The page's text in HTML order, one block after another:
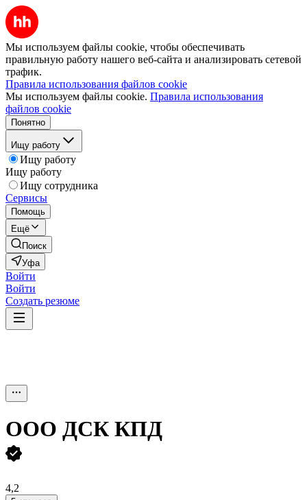
Мы используем файлы cookie, чтобы обеспечивать
правильную работу нашего веб-сайта и анализировать сетевой
трафик.
Правила использования файлов cookie
Мы используем файлы cookie. Правила использования
файлов cookie
Понятно
Ищу работу
Ищу работу
Ищу работу
Ищу сотрудника
Сервисы
Помощь
Ещё
Поиск
Уфа
Войти
Войти
Создать резюме
ООО ДСК КПД
4,2